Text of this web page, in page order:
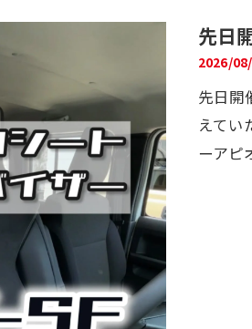
先日
2026/
先日開
えてい
ーア